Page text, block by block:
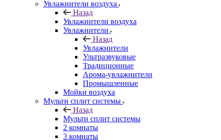
Увлажнители воздуха
Назад
Увлажнители воздуха
Увлажнители
Назад
Увлажнители
Ультразвуковые
Традиционные
Арома-увлажнители
Промышленные
Мойки воздуха
Мульти сплит системы
Назад
Мульти сплит системы
2 комнаты
3 комнаты